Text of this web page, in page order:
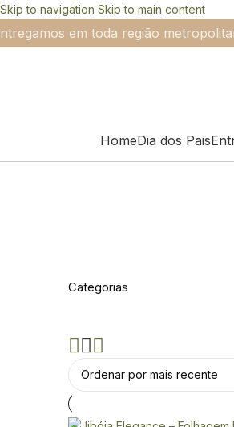
Skip to navigation Skip to main content
em toda região
HomeDia dos Pais
Categorias